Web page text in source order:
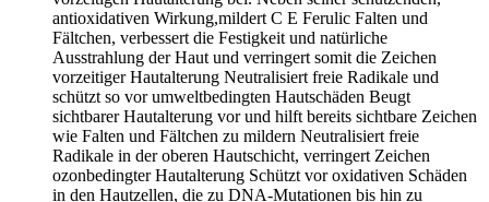
antioxidativen Wirkung,mildert C E Ferulic Falten und
Fältchen, verbessert die Festigkeit und natürliche
Ausstrahlung der Haut und verringert somit die Zeichen
vorzeitiger Hautalterung Neutralisiert freie Radikale und
schützt so vor umweltbedingten Hautschäden Beugt
sichtbarer Hautalterung vor und hilft bereits sichtbare Zeichen
wie Falten und Fältchen zu mildern Neutralisiert freie
Radikale in der oberen Hautschicht, verringert Zeichen
ozonbedingter Hautalterung Schützt vor oxidativen Schäden
in den Hautzellen, die zu DNA-Mutationen bis hin zu